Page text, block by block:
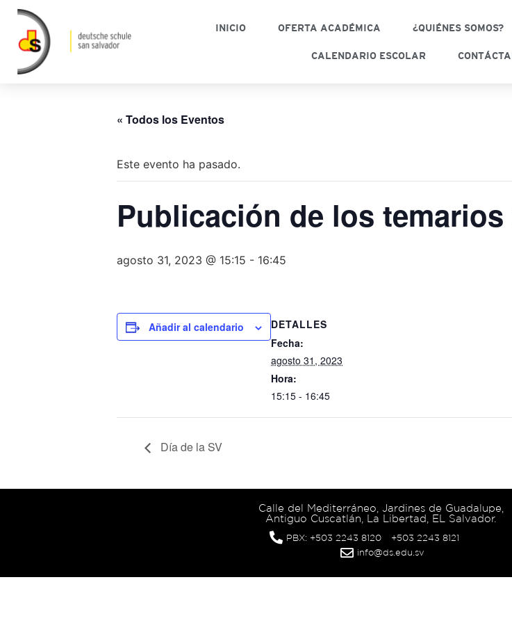
INICIO OFERTA ACADÉMICA ¿QUIÉNES SOMOS?
CALENDARIO ESCOLAR
« Todos los Eventos
Este evento ha pasado.
Publicación de los
agosto 31, 2023 @ 15:15 - 16:45
Añadir al calendario
DETALLES
Fecha:
agosto 31, 2023
Hora:
15:15 - 16:45
Día de la SV
Calle del Mediterráneo, Jardines de Guadalupe,
Antiguo Cuscatlán, La Libertad, EL Salvador.
PBX: +503 2243 8120
+503 2243 8121
info@ds.edu.sv